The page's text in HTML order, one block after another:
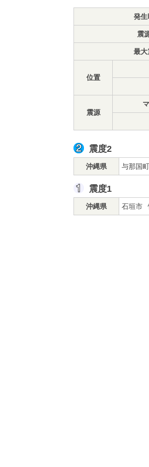
発生
震
最大
位置
震源
震度2
沖縄県 与那国町
震度1
沖縄県 石垣市